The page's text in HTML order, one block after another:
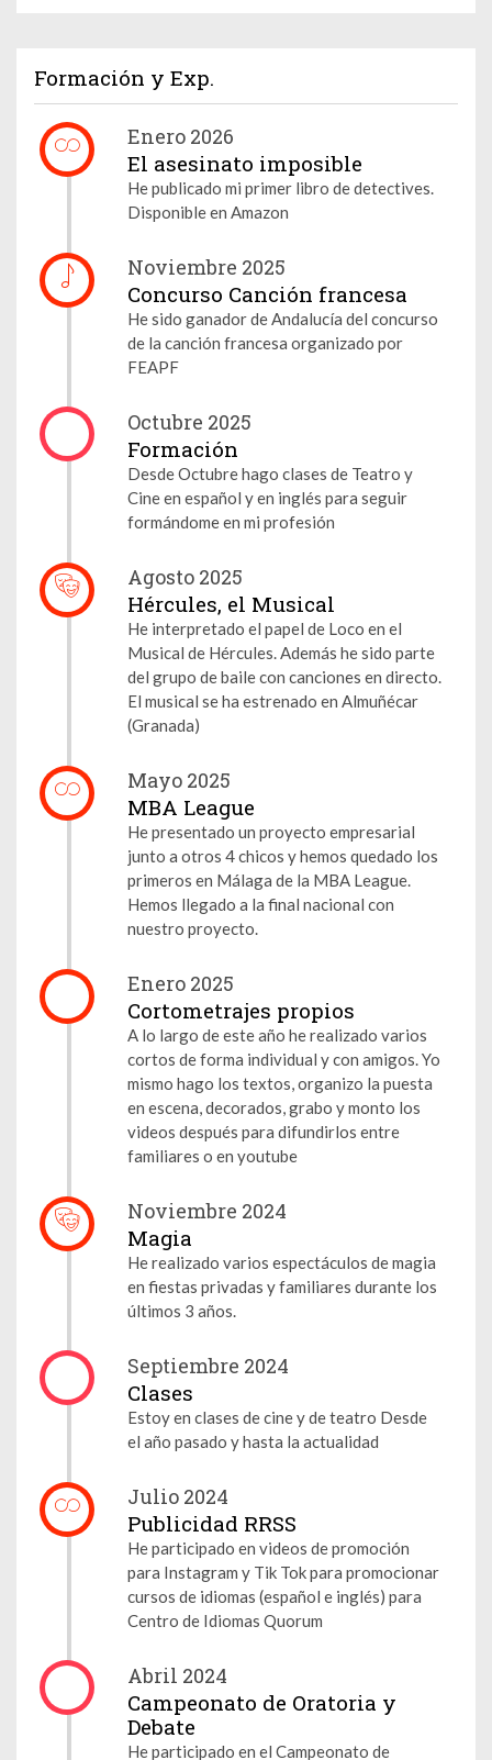
Formación y Exp.
Enero 2026
El asesinato imposible
He publicado mi primer libro de detectives.
Disponible en Amazon
Noviembre 2025
Concurso Canción francesa
He sido ganador de Andalucía del concurso
de la canción francesa organizado por
FEAPF
Octubre 2025
Formación
Desde Octubre hago clases de Teatro y
Cine en español y en inglés para seguir
formándome en mi profesión
Agosto 2025
Hércules, el Musical
He interpretado el papel de Loco en el
Musical de Hércules. Además he sido parte
del grupo de baile con canciones en directo.
El musical se ha estrenado en Almuñécar
(Granada)
Mayo 2025
MBA League
He presentado un proyecto empresarial
junto a otros 4 chicos y hemos quedado los
primeros en Málaga de la MBA League.
Hemos llegado a la final nacional con
nuestro proyecto.
Enero 2025
Cortometrajes propios
A lo largo de este año he realizado varios
cortos de forma individual y con amigos. Yo
mismo hago los textos, organizo la puesta
en escena, decorados, grabo y monto los
videos después para difundirlos entre
familiares o en youtube
Noviembre 2024
Magia
He realizado varios espectáculos de magia
en fiestas privadas y familiares durante los
últimos 3 años.
Septiembre 2024
Clases
Estoy en clases de cine y de teatro Desde
el año pasado y hasta la actualidad
Julio 2024
Publicidad RRSS
He participado en videos de promoción
para Instagram y Tik Tok para promocionar
cursos de idiomas (español e inglés) para
Centro de Idiomas Quorum
Abril 2024
Campeonato de Oratoria y
Debate
He participado en el Campeonato de